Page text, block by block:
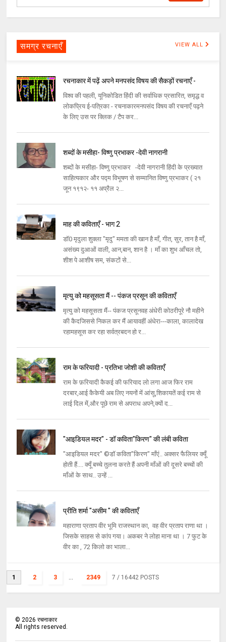
समग्र रचनाएँ VIEW ALL
रचनाकार में पढ़ें अपने मनपसंद विषय की सैकड़ों रचनाएँ -
विश्व की पहली, यूनिकोडित हिंदी की सर्वाधिक प्रसारित, समृद्ध व
लोकप्रिय ई-पत्रिका - रचनाकारमनपसंद विषय की रचनाएँ पढ़ने
के लिए उस पर क्लिक / टैप कर...
शब्दों के मसीहा- विष्णु प्रभाकर -देवी नागरानी
शब्दों के मसीहा- विष्णु प्रभाकर -देवी नागरानी हिंदी के प्रख्यात
साहित्यकार और पद्म विभूषण से सम्मानित विष्णु प्रभाकर ( २१
जून १९१२- ११ अप्रैल २...
माह की कविताएँ - भाग 2
डॉ0 मृदुला शुक्ला "मृदु" ममता की खान है माँ, गीत, सुर, तान है माँ,
असंख्य दुआओं वाली, आन,बान, शान है । माँ का शुभ आँचल तो,
शीश पे आशीष सम, संकटों से...
मृत्यु को महसूसता मैं -- पंकज प्रसून की कविताएँ
मृत्यु को महसूसता मैं-- पंकज प्रसूनवह अंधेरी कोठरीपूरे नौ महीने
की कैदजिससे निकल कर मैं आयावहीं अंधेरा---काला, कालादेख
रहामहसूस कर रहा सर्वत्रबदन हो र...
राम के फरियादी - प्रतिभा जोशी की कविताएँ
राम के फ़रियादी कैकई की फरियाद लो लगा आज फिर राम
दरबार,आई कैकेयी अब लिए नयनों में आंसू,शिकायतें कई राम से
लाई दिल में,और पूछे राम से अपराध अपने,क्यों द...
"आइडियल मदर" - डॉ कविता"किरण" की लंबी कविता
"आइडियल मदर" ©डॉ कविता"किरण" माँएं.. अक्सर फैलियर क्यूँ
होती हैं.... क्यूँ बच्चे तुलना करते हैं अपनी माँओं की दूसरे बच्चों की
माँओं के साथ.. उन्हें ...
प्रीति शर्मा "असीम " की कविताएँ
महाराणा प्रताप वीर भूमि राजस्थान का, वह वीर प्रताप राणा था ।
जिसके साहस से कांप गया। अकबर ने लोहा माना था । 7 फुट के
वीर का , 72 किलो का भाला...
1 2 3 ... 2349 7 / 16442 POSTS
©2026 रचनाकार
All rights reserved.